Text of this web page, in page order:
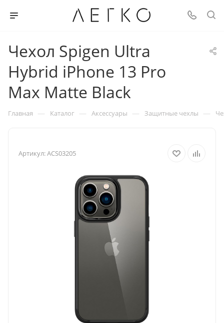
Чехол Spigen Ultra
Hybrid iPhone 13 Pro
Max Matte Black
Главная — Каталог — Аксессуары — Защитные чехлы —
Артикул:ACS03205